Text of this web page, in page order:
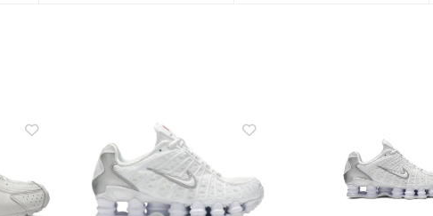
Add to
wishlist
Add to
wishlist